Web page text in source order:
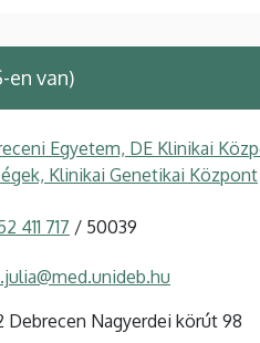
en van)
Egyetem, DE Klinikai
Klinikai Genetikai Központ
411 717 / 50039
Debrecen Nagyerdei körút 98